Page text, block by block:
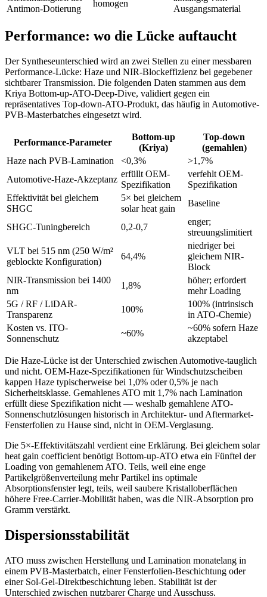
Antimon-Dotierung
homogen
Ausgangsmaterial
Performance: wo die Lücke auftaucht
Der Syntheseunterschied wird an zwei Stellen zu einer messbaren
Performance-Lücke: Haze und NIR-Blockeffizienz bei gegebener
sichtbarer Transmission. Die folgenden Daten stammen aus dem
Kriya Bottom-up-ATO-Deep-Dive, validiert gegen ein
repräsentatives Top-down-ATO-Produkt, das häufig in Automotive-
PVB-Masterbatches eingesetzt wird.
Performance-Parameter
Bottom-up
(Kriya)
Top-down
(gemahlen)
Haze nach PVB-Lamination
<0,3%
>1,7%
Automotive-Haze-Akzeptanz
erfüllt OEM-
Spezifikation
verfehlt OEM-
Spezifikation
Effektivität bei gleichem
SHGC
5× bei gleichem
solar heat gain
Baseline
SHGC-Tuningbereich 0,2-0,7
enger;
streuungslimitiert
VLT bei 515 nm (250 W/m²
geblockte Konfiguration)
64,4%
niedriger bei
gleichem NIR-
Block
NIR-Transmission bei 1400
nm
1,8%
höher; erfordert
mehr Loading
5G / RF / LiDAR-
Transparenz
100%
100% (intrinsisch
in ATO-Chemie)
Kosten vs. ITO-
Sonnenschutz
~60%
~60% sofern Haze
akzeptabel
Die Haze-Lücke ist der Unterschied zwischen Automotive-tauglich
und nicht. OEM-Haze-Spezifikationen für Windschutzscheiben
kappen Haze typischerweise bei 1,0% oder 0,5% je nach
Sicherheitsklasse. Gemahlenes ATO mit 1,7% nach Lamination
erfüllt diese Spezifikation nicht — weshalb gemahlene ATO-
Sonnenschutzlösungen historisch in Architektur- und Aftermarket-
Fensterfolien zu Hause sind, nicht in OEM-Verglasung.
Die 5×-Effektivitätszahl verdient eine Erklärung. Bei gleichem solar
heat gain coefficient benötigt Bottom-up-ATO etwa ein Fünftel der
Loading von gemahlenem ATO. Teils, weil eine enge
Partikelgrößenverteilung mehr Partikel ins optimale
Absorptionsfenster legt, teils, weil saubere Kristalloberflächen
höhere Free-Carrier-Mobilität haben, was die NIR-Absorption pro
Gramm verstärkt.
Dispersionsstabilität
ATO muss zwischen Herstellung und Lamination monatelang in
einem PVB-Masterbatch, einer Fensterfolien-Beschichtung oder
einer Sol-Gel-Direktbeschichtung leben. Stabilität ist der
Unterschied zwischen nutzbarer Charge und Ausschuss.